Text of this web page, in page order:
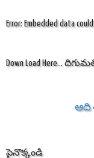
Error: Embedded data
Down Load Here...
ఆది
పైనొక్కండి